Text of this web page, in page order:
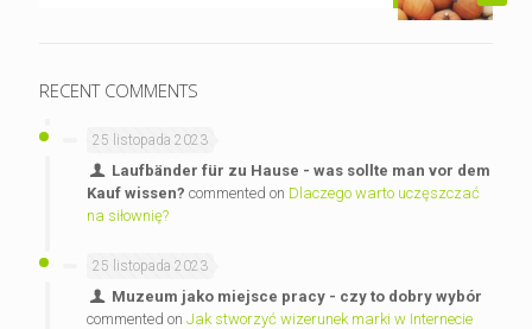
RECENT COMMENTS
25 listopada 2023
Laufbänder für zu Hause - was sollte man vor dem
Kauf wissen? commented on Dlaczego warto uczęszczać
na siłownię?
25 listopada 2023
Muzeum jako miejsce pracy - czy to dobry wybór
commented on Jak stworzyć wizerunek marki w Internecie